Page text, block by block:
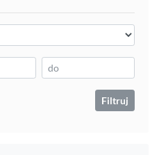
Filtruj